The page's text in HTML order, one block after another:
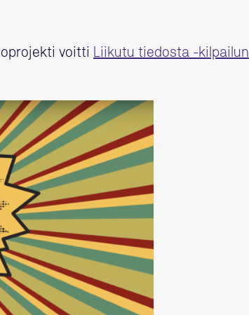
voitti Liikutu tiedosta -kilpailun